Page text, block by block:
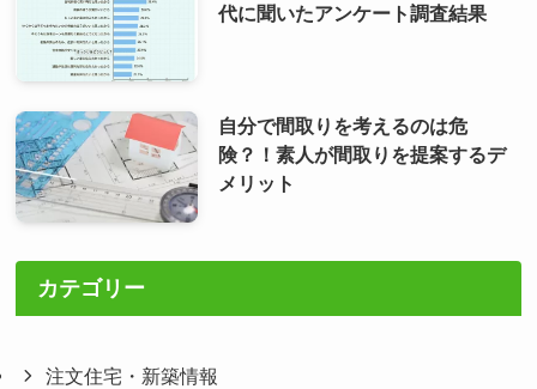
代に聞いたアンケート調査結果
自分で間取りを考えるのは危
険？！素人が間取りを提案するデ
メリット
カテゴリー
注文住宅・新築情報